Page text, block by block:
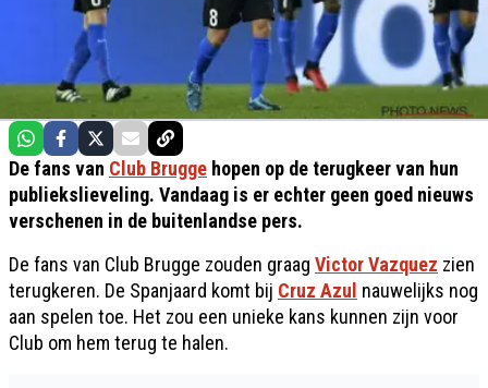
De fans van Club Brugge hopen op de terugkeer van hun
publiekslieveling. Vandaag is er echter geen goed nieuws
verschenen in de buitenlandse pers.
De fans van Club Brugge zouden graag Victor Vazquez zien
terugkeren. De Spanjaard komt bij Cruz Azul nauwelijks nog
aan spelen toe. Het zou een unieke kans kunnen zijn voor
Club om hem terug te halen.